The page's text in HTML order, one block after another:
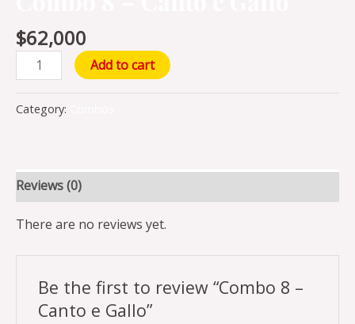
$62,000
Add to cart
Category:
Reviews (0)
There are no reviews yet.
Be the first to review “Combo 8 –
Canto e Gallo”